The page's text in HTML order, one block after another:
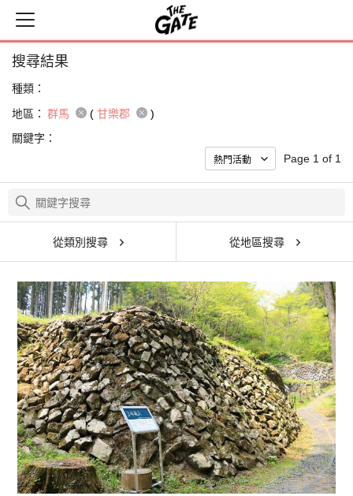
搜尋結果
種類：
地區： 群馬 ( 甘樂郡
)
關鍵字：
Page 1 of 1
從類別搜尋 從地區搜尋